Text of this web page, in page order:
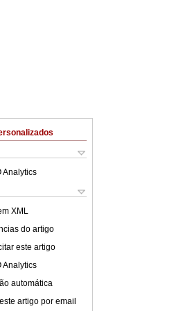
Analytics
XML
do artigo
este artigo
Analytics
automática
artigo por email